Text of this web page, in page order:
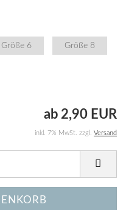
Größe 6 Größe 8
ab 2,90 EUR
inkl. 7% MwSt. zzgl. Versand